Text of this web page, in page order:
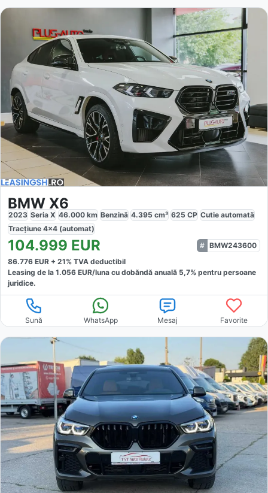
BMW X6
2023 Seria X 46.000 km Benzină 4.395 cm³ 625 CP Cutie automată
Tracțiune 4x4 (automat)
104.999 EUR
BMW243600
86.776 EUR + 21% TVA deductibil
Leasing de la 1.056 EUR/luna cu dobăndă anuală 5,7% pentru persoane
juridice.
Sună WhatsApp Mesaj Favorite